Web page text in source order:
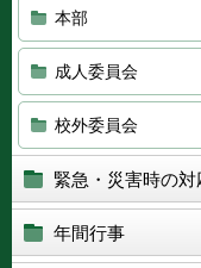
本部
成人委員会
校外委員会
緊急・災害時の対
年間行事